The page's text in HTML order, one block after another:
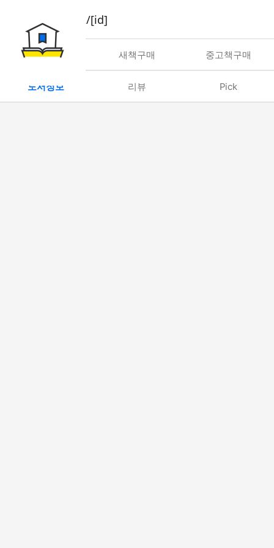
book/rent/[id]
대여 새책구매 중고책구매
도서정보 리뷰 Pick